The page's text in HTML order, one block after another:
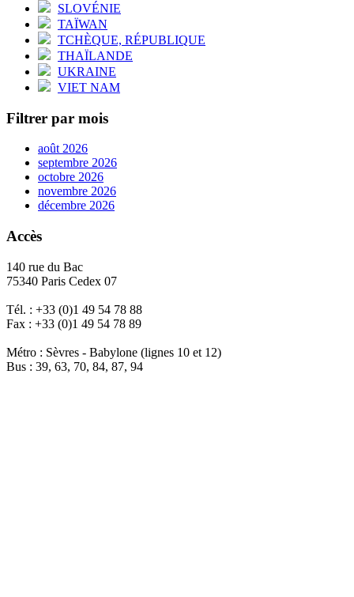
SLOVÉNIE
TAÏWAN
TCHÈQUE, RÉPUBLIQUE
THAÏLANDE
UKRAINE
VIET NAM
Filtrer par mois
août 2026
septembre 2026
octobre 2026
novembre 2026
décembre 2026
Accès
140 rue du Bac
75340 Paris Cedex 07
Tél. : +33 (0)1 49 54 78 88
Fax : +33 (0)1 49 54 78 89
Métro : Sèvres - Babylone (lignes 10 et 12)
Bus : 39, 63, 70, 84, 87, 94